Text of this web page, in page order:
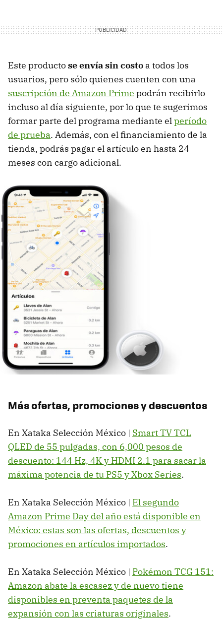
Este productose envía sin costo a todos los
usuarios, pero sólo quienes cuenten con una
suscripción de Amazon Prime podrán recibirlo
incluso al día siguiente, por lo que te sugerimos
formar parte del programa mediante elperíodo
de prueba. Además, con el financiamiento de la
tienda, podrás pagar el artículo en hasta 24
meses con cargo adicional.
Más ofertas, promociones y descuentos
En Xataka Selección México | Smart TV TCL
QLED de 55 pulgadas, con 6,000 pesos de
descuento: 144 Hz, 4K y HDMI 2.1 para sacar la
máxima potencia de tu PS5 y Xbox Series.
En Xataka Selección México | El segundo
Amazon Prime Day del año está disponible en
México: estas son las ofertas, descuentos y
promociones en artículos importados.
En Xataka Selección México | Pokémon TCG 151:
Amazon abate la escasez y de nuevo tiene
disponibles en preventa paquetes de la
expansión con las criaturas originales.